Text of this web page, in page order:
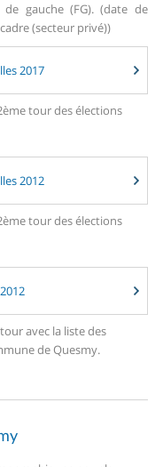
gauche (FG). (date de
(secteur privé))
2017
tour des élections
2012
tour des élections
avec la liste des
de Quesmy.